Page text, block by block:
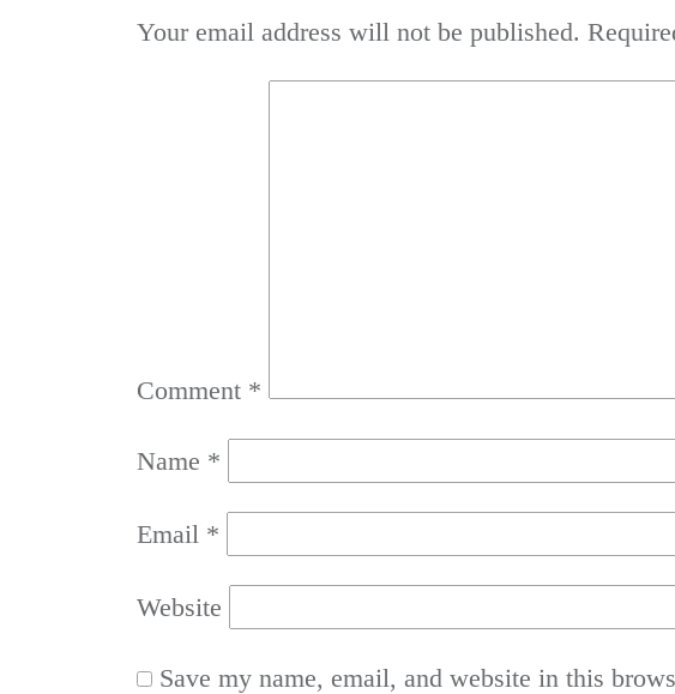
Your email address will not be published.
Comment *
Name *
Email *
Website
Save my name, email, and website in this